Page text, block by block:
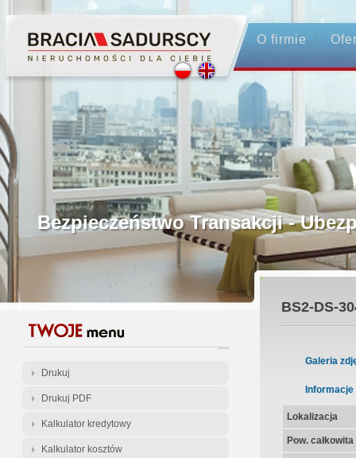
O firmie
Profesjonalne Pośrednictwo
Bezpieczeństwo Transakcji -
Licencjonowani Pośrednicy
Gwarancja Zwrotu Zadatku
Gratis - Przedwstępna Umowa
Drukuj
Drukuj PDF
Kalkulator kredytowy
Kalkulator kosztów
BS2-DS-
Galeria
Informacje
Lokalizacja
Pow.